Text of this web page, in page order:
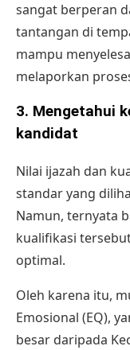
sangat berperan
tantangan di
mampu
melaporkan
3. Mengetahui
kandidat
Nilai ijazah dan
standar yang
Namun, ternyata
kualifikasi
optimal.
Oleh karena itu,
Emosional (EQ),
besar daripada